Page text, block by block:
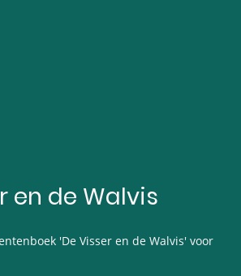
en de Walvis
'De Visser en de Walvis' voor